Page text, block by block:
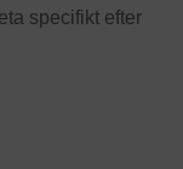
specifikt efter